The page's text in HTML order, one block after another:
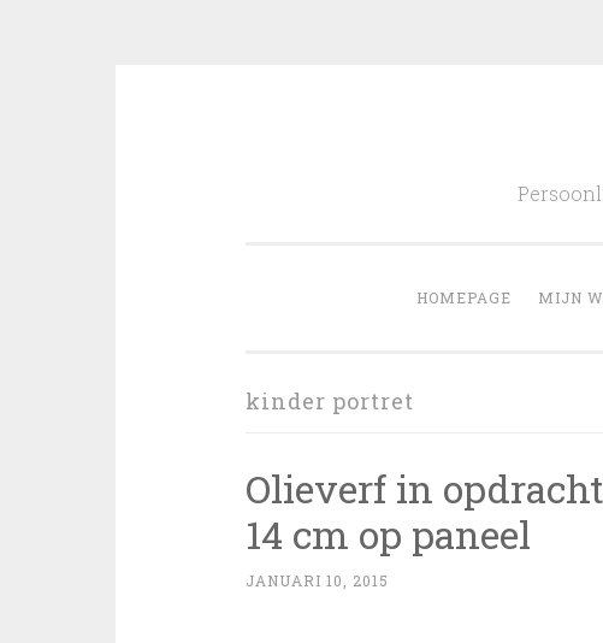
HOMEPAGE MIJN
kinder portret
Olieverf in
14 cm op paneel
JANUARI 10, 2015